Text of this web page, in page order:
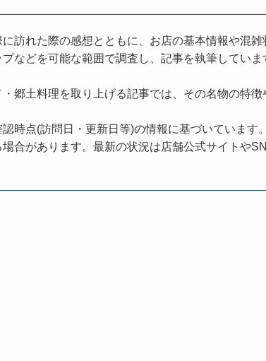
訪れた際の感想とともに、お店の基本情報や混
などを可能な範囲で調査し、記事を執筆していま
郷土料理を取り上げる記事では、その名物の特徴
時点(訪問日・更新日等)の情報に基づいています
場合があります。最新の状況は店舗公式サイトや